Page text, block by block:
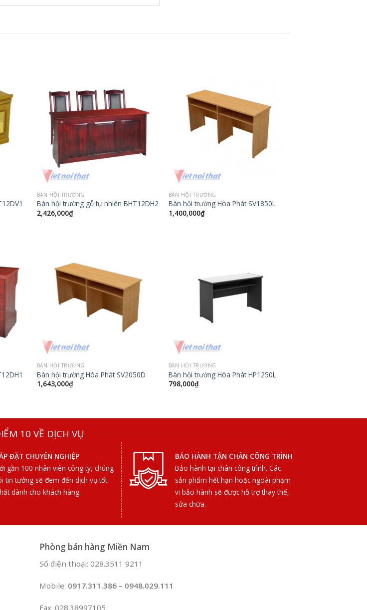
BÀN HỘI TRƯỜNG
Bàn hội trường gỗ tự nhiên BHT12DH2
2,426,000₫
BÀN HỘI TRƯỜNG
Bàn hội trường Hòa Phát SV1850L
1,400,000₫
BÀN HỘI TRƯỜNG
Bàn hội trường Hòa Phát SV2050D
1,643,000₫
BÀN HỘI TRƯỜNG
Bàn hội trường Hòa Phát HP1250L
798,000₫
10 VỀ DỊCH VỤ
ĐẶT CHUYÊN NGHIỆP
gần 100 nhân viên công ty, chúng
tin tưởng sẽ đem đến dịch vụ tốt
dành cho khách hàng.
BẢO HÀNH TẬN CHÂN CÔNG TRÌNH
Bảo hành tại chân công trình. Các
sản phẩm hết hạn hoặc ngoài phạm
vi bảo hành sẽ được hỗ trợ thay thế,
sửa chữa.
Phòng bán hàng Miền Nam
Số điện thoại: 028.3511 9211
Mobile: 0917.311.386 – 0948.029.111
Fax: 028.38997105